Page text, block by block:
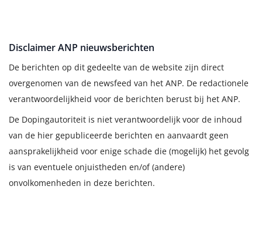
Disclaimer ANP nieuwsberichten
De berichten op dit gedeelte van de website zijn direct
overgenomen van de newsfeed van het ANP. De redactionele
verantwoordelijkheid voor de berichten berust bij het ANP.
De Dopingautoriteit is niet verantwoordelijk voor de inhoud
van de hier gepubliceerde berichten en aanvaardt geen
aansprakelijkheid voor enige schade die (mogelijk) het gevolg
is van eventuele onjuistheden en/of (andere)
onvolkomenheden in deze berichten.